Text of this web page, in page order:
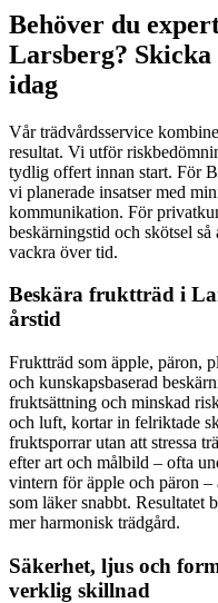
Behöver du
Larsberg?
idag
Vår trädvårdsservice
resultat. Vi utför
tydlig offert innan start. För
vi planerade insatser med
kommunikation. För
beskärningstid och skötsel
vackra över tid.
Beskära fruktträd i
årstid
Fruktträd som äpple, päron,
och kunskapsbaserad
fruktsättning och minskad
och luft, kortar in felriktade
fruktsporrar utan att stressa
efter art och målbild – ofta
vintern för äpple och päron
som läker snabbt. Resultatet
mer harmonisk trädgård.
Säkerhet, ljus och
verklig skillnad